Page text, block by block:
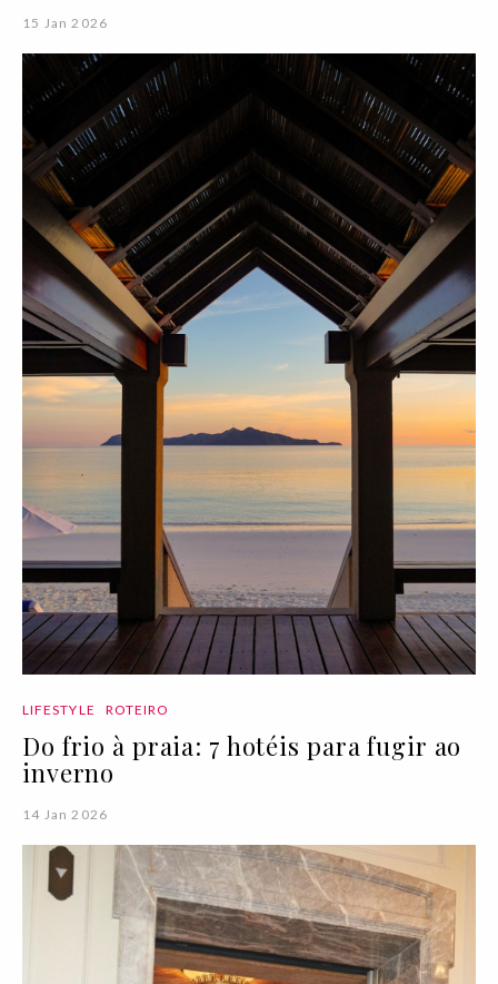
15 Jan 2026
LIFESTYLE ROTEIRO
Do frio à praia: 7 hotéis para fugir ao
inverno
14 Jan 2026